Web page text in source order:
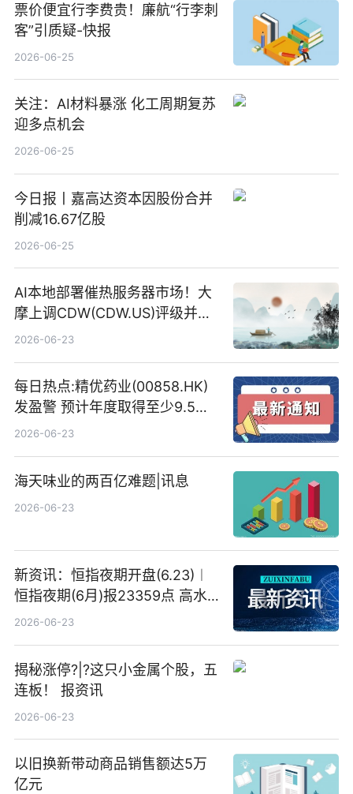
票价便宜行李费贵！廉航“行李刺
客”引质疑-快报
2026-06-25
关注：AI材料暴涨 化工周期复苏
迎多点机会
2026-06-25
今日报丨嘉高达资本因股份合并
削减16.67亿股
2026-06-25
AI本地部署催热服务器市场！大
摩上调CDW(CDW.US)评级并看
高IBM(IBM.US)戴尔(DELL.US)
2026-06-23
每日热点:精优药业(00858.HK)
发盈警 预计年度取得至少9.5亿
港元的亏损 同比盈转亏
2026-06-23
海天味业的两百亿难题|讯息
2026-06-23
新资讯：恒指夜期开盘(6.23)︱
恒指夜期(6月)报23359点 高水
23点
2026-06-23
揭秘涨停?|?这只小金属个股，五
连板！ 报资讯
2026-06-23
以旧换新带动商品销售额达5万
亿元